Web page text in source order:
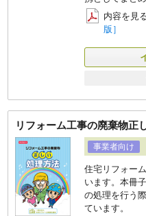
内容を見
版］
リフォーム工事の廃棄物正
事業者向け
住宅リフォー
います。本冊
の処理を行う
ています。